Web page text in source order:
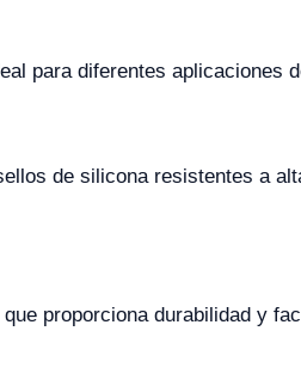
para diferentes aplicaciones
de silicona resistentes a
proporciona durabilidad y